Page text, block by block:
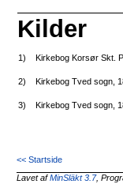
Kilder
1) Kirkebog Korsør Skt.
2) Kirkebog Tved sogn,
3) Kirkebog Tved sogn,
<< Startside
Lavet afMinSläkt 3.7,